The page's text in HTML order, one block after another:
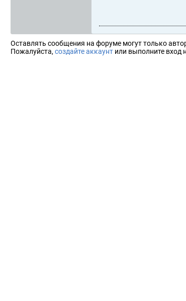
Оставлять сообщения на форуме могут только
Пожалуйста, создайте аккаунт или выполните вход